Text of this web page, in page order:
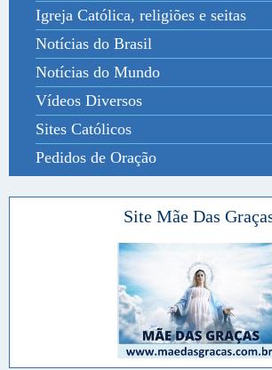
Igreja Católica, religiões e seitas
Notícias do Brasil
Notícias do Mundo
Vídeos Diversos
Sites Católicos
Pedidos de Oração
Site Mãe Das